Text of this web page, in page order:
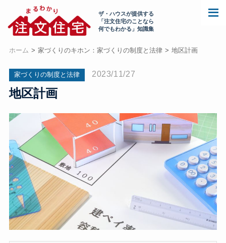
ザ・ハウスが提供する
「注文住宅のことなら
何でもわかる」知識集
ホーム 家づくりのキホン：家づくりの制度と法律 地区計画
家づくりの制度と法律 2023/11/27
地区計画